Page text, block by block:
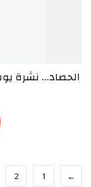
الحصاد… نشرة
→
1
2